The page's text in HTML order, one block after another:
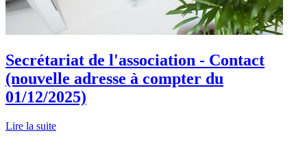
Secrétariat de l'association - Contact
(nouvelle adresse à compter du
01/12/2025)
Lire la suite